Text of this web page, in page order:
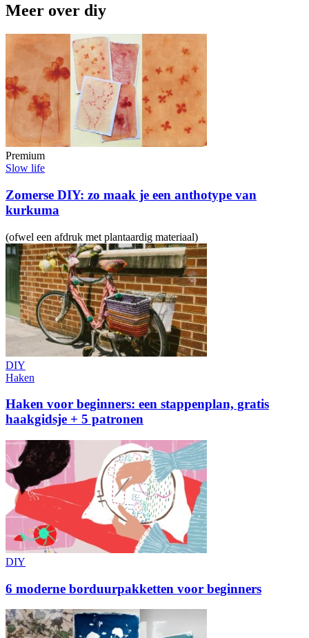
Meer over diy
Premium
Slow life
Zomerse DIY: zo maak je een anthotype van
kurkuma
(ofwel een afdruk met plantaardig materiaal)
DIY
Haken
Haken voor beginners: een stappenplan, gratis
haakgidsje + 5 patronen
DIY
6 moderne borduurpakketten voor beginners